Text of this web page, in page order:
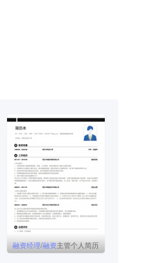
融资经理/融资主管个人简历